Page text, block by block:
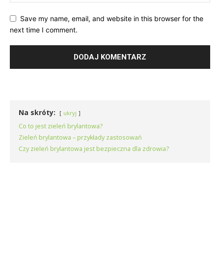
Save my name, email, and website in this browser for the
next time I comment.
Na skróty: ukryj
Co to jest zieleń brylantowa?
Zieleń brylantowa – przykłady zastosowań
Czy zieleń brylantowa jest bezpieczna dla zdrowia?